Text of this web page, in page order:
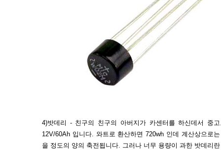
4)밧데리 - 친구의 친구의 아버지가 카센터를 하신데서 중
12V/60Ah 입니다. 와트로 환산하면 720wh 인데 계산상으로
을 정도의 양의 축전됩니다. 그러나 너무 용량이 과한 밧데리